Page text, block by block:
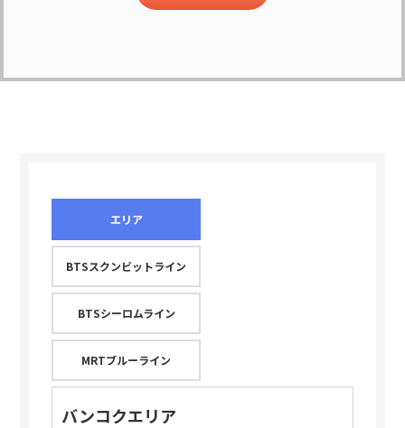
エリア
BTSスクンビットライン
BTSシーロムライン
MRTブルーライン
バンコクエリア